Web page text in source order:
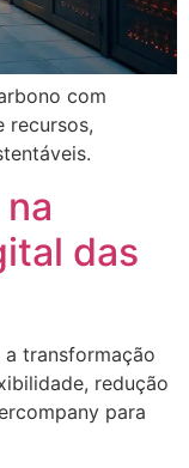
com
recursos,
das
transformação
redução
para